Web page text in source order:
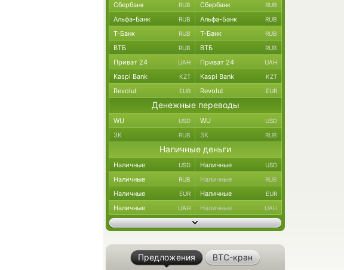
Сбербанк RUB Сбербанк RUB
Альфа-Банк RUB Альфа-Банк RUB
Т-Банк RUB Т-Банк RUB
ВТБ RUB ВТБ RUB
Приват 24 UAH Приват 24 UAH
Kaspi Bank KZT Kaspi Bank KZT
Revolut EUR Revolut EUR
Денежные переводы
WU USD WU USD
ЗК RUB ЗК RUB
Наличные деньги
Наличные USD Наличные USD
Наличные RUB Наличные RUB
Наличные EUR Наличные EUR
Наличные UAH Наличные UAH
Предложения BTC-кран